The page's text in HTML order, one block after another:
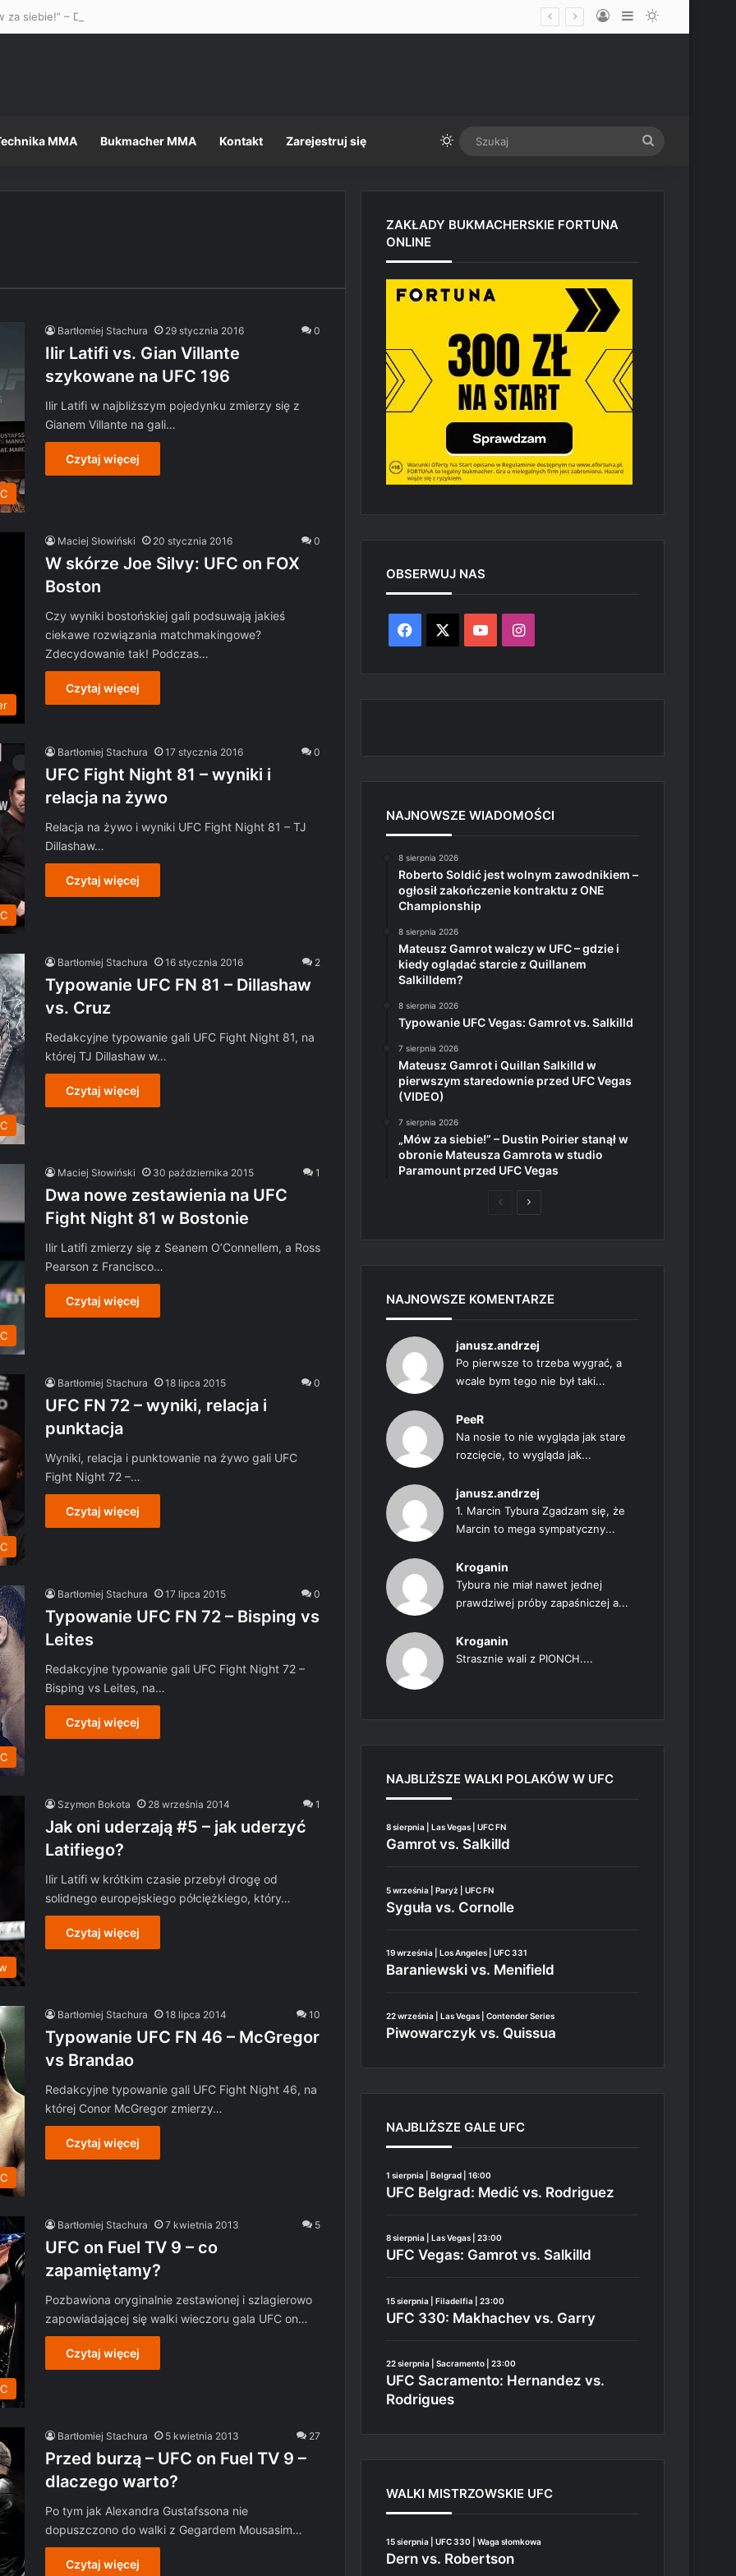
za siebie!” – Dustin Poirier stanął w obronie Mateusza Gamrota w studio Paramount przed UFC Vegas Log InSidebarSwitch skin
MMA Bukmacher MMA Kontakt Zarejestruj się Switch skin
Bartłomiej Stachura 29 stycznia 2016 0
Ilir Latifi vs. Gian Villante
szykowane na UFC 196
Ilir Latifi w najbliższym pojedynku zmierzy się z
Gianem Villante na gali…
Czytaj więcej
Maciej Słowiński 20 stycznia 2016 0
W skórze Joe Silvy: UFC on FOX
Boston
Czy wyniki bostońskiej gali podsuwają jakieś
ciekawe rozwiązania matchmakingowe?
Zdecydowanie tak! Podczas…
Czytaj więcej
Bartłomiej Stachura 17 stycznia 2016 0
UFC Fight Night 81 – wyniki i
relacja na żywo
Relacja na żywo i wyniki UFC Fight Night 81 – TJ
Dillashaw…
Czytaj więcej
Bartłomiej Stachura 16 stycznia 2016 2
Typowanie UFC FN 81 – Dillashaw
vs. Cruz
Redakcyjne typowanie gali UFC Fight Night 81, na
której TJ Dillashaw w…
Czytaj więcej
Maciej Słowiński 30 października 2015 1
Dwa nowe zestawienia na UFC
Fight Night 81 w Bostonie
Ilir Latifi zmierzy się z Seanem O’Connellem, a Ross
Pearson z Francisco…
Czytaj więcej
Bartłomiej Stachura 18 lipca 2015 0
UFC FN 72 – wyniki, relacja i
punktacja
Wyniki, relacja i punktowanie na żywo gali UFC
Fight Night 72 –…
Czytaj więcej
Bartłomiej Stachura 17 lipca 2015 0
Typowanie UFC FN 72 – Bisping vs
Leites
Redakcyjne typowanie gali UFC Fight Night 72 –
Bisping vs Leites, na…
Czytaj więcej
Szymon Bokota 28 września 2014 1
Jak oni uderzają #5 – jak uderzyć
Latifiego?
Ilir Latifi w krótkim czasie przebył drogę od
solidnego europejskiego półciężkiego, który…
Czytaj więcej
Bartłomiej Stachura 18 lipca 2014 10
Typowanie UFC FN 46 – McGregor
vs Brandao
Redakcyjne typowanie gali UFC Fight Night 46, na
której Conor McGregor zmierzy…
Czytaj więcej
Bartłomiej Stachura 7 kwietnia 2013 5
UFC on Fuel TV 9 – co
zapamiętamy?
Pozbawiona oryginalnie zestawionej i szlagierowo
zapowiadającej się walki wieczoru gala UFC on…
Czytaj więcej
Bartłomiej Stachura 5 kwietnia 2013 27
Przed burzą – UFC on Fuel TV 9 –
dlaczego warto?
Po tym jak Alexandra Gustafssona nie
dopuszczono do walki z Gegardem Mousasim…
Czytaj więcej
ZAKŁADY BUKMACHERSKIE FORTUNA
ONLINE
OBSERWUJ NAS
Facebook YouTubeInstagram
NAJNOWSZE WIADOMOŚCI
8 sierpnia 2026
Roberto Soldić jest wolnym zawodnikiem –
ogłosił zakończenie kontraktu z ONE
Championship
8 sierpnia 2026
Mateusz Gamrot walczy w UFC – gdzie i
kiedy oglądać starcie z Quillanem
Salkilldem?
8 sierpnia 2026
Typowanie UFC Vegas: Gamrot vs. Salkilld
7 sierpnia 2026
Mateusz Gamrot i Quillan Salkilld w
pierwszym staredownie przed UFC Vegas
(VIDEO)
7 sierpnia 2026
„Mów za siebie!” – Dustin Poirier stanął w
obronie Mateusza Gamrota w studio
Paramount przed UFC Vegas
PoprzedniaNastępna
NAJNOWSZE KOMENTARZE
janusz.andrzej
Po pierwsze to trzeba wygrać, a
wcale bym tego nie był taki...
PeeR
Na nosie to nie wygląda jak stare
rozcięcie, to wygląda jak...
janusz.andrzej
1. Marcin Tybura Zgadzam się, że
Marcin to mega sympatyczny...
Kroganin
Tybura nie miał nawet jednej
prawdziwej próby zapaśniczej a...
Kroganin
Strasznie wali z PIONCH....
NAJBLIŻSZE WALKI POLAKÓW W UFC
8 sierpnia | Las Vegas | UFC FN
Gamrot vs. Salkilld
5 września | Paryż | UFC FN
Syguła vs. Cornolle
19 września | Los Angeles | UFC 331
Baraniewski vs. Menifield
22 września | Las Vegas | Contender Series
Piwowarczyk vs. Quissua
NAJBLIŻSZE GALE UFC
1 sierpnia | Belgrad | 16:00
UFC Belgrad: Medić vs. Rodriguez
8 sierpnia | Las Vegas | 23:00
UFC Vegas: Gamrot vs. Salkilld
15 sierpnia | Filadelfia | 23:00
UFC 330: Makhachev vs. Garry
22 sierpnia | Sacramento | 23:00
UFC Sacramento: Hernandez vs.
Rodrigues
WALKI MISTRZOWSKIE UFC
15 sierpnia | UFC 330 | Waga słomkowa
Dern vs. Robertson